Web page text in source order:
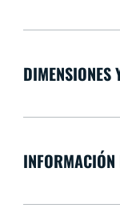
DIMENSIONES